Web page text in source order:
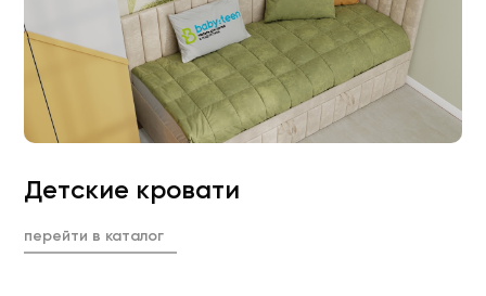
Детские кровати
перейти в каталог